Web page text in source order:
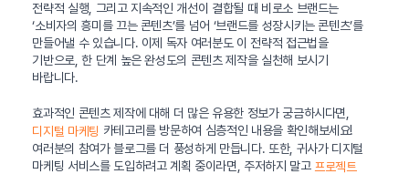
전략적 실행, 그리고 지속적인 개선이 결합될 때 비로소 브랜드는
‘소비자의 흥미를 끄는 콘텐츠’를 넘어 ‘브랜드를 성장시키는 콘텐츠’를
만들어낼 수 있습니다. 이제 독자 여러분도 이 전략적 접근법을
기반으로, 한 단계 높은 완성도의 콘텐츠 제작을 실천해 보시기
바랍니다.
효과적인 콘텐츠 제작에 대해 더 많은 유용한 정보가 궁금하시다면,
디지털 마케팅 카테고리를 방문하여 심층적인 내용을 확인해보세요!
여러분의 참여가 블로그를 더 풍성하게 만듭니다. 또한, 귀사가 디지털
마케팅 서비스를 도입하려고 계획 중이라면, 주저하지 말고 프로젝트